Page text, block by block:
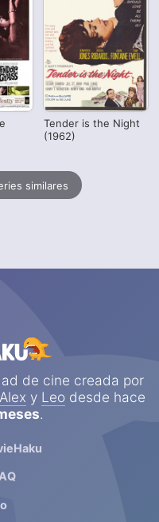
Tender is the Night
(1962)
similares
de cine creada por
Alex y Leo desde hace
.